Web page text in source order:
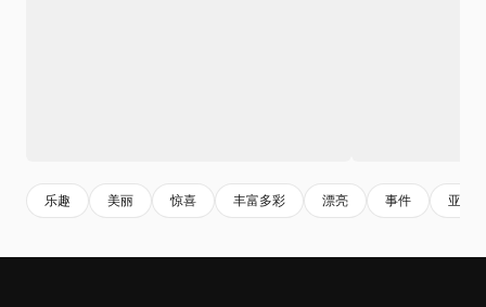
乐趣 美丽 惊喜 丰富多彩 漂亮 事件 亚洲的